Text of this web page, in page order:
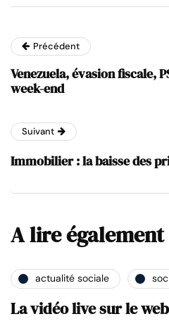
Précédent
Venezuela, évasion fiscale,
week-end
Suivant
Immobilier : la baisse des
A lire également
actualité sociale
La vidéo live sur le